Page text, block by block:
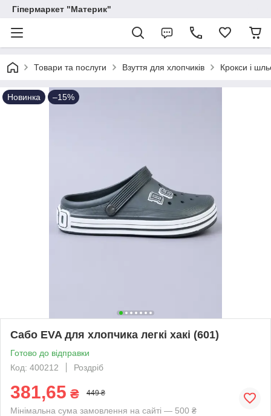
Гіпермаркет "Материк"
Товари та послуги Взуття для хлопчиків Крокси і
Новинка –15%
Сабо EVA для хлопчика легкі хакі (601)
Готово до відправки
Код: 400212
Роздріб
381,65 ₴ 449 ₴
Мінімальна сума замовлення на сайті — 500 ₴